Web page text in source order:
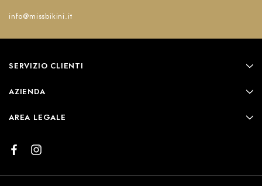
info@missbikini.it
SERVIZIO CLIENTI
AZIENDA
AREA LEGALE